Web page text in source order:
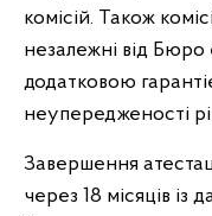
комісій. Також
незалежні від
додатковою
неупередженості
Завершення
через 18 місяців